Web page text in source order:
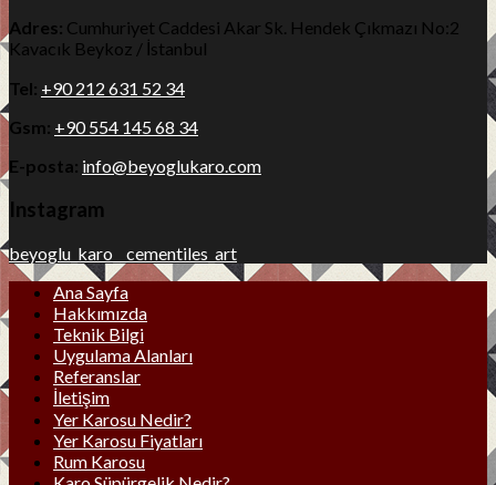
Adres: Cumhuriyet Caddesi Akar Sk. Hendek Çıkmazı No:2
Kavacık Beykoz / İstanbul
Tel: +90 212 631 52 34
Gsm: +90 554 145 68 34
E-posta: info@beyoglukaro.com
Instagram
beyoglu_karo__cementiles_art
Ana Sayfa
Hakkımızda
Teknik Bilgi
Uygulama Alanları
Referanslar
İletişim
Yer Karosu Nedir?
Yer Karosu Fiyatları
Rum Karosu